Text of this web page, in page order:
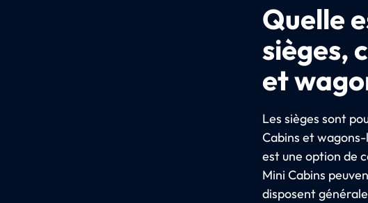
Quelle
sièges,
et
Les sièges sont
Cabins et
est une option de
Mini Cabins
disposent